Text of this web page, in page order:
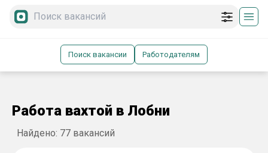
Поиск вакансии Работодателям
Работа вахтой в Лобни
Найдено: 77 вакансий